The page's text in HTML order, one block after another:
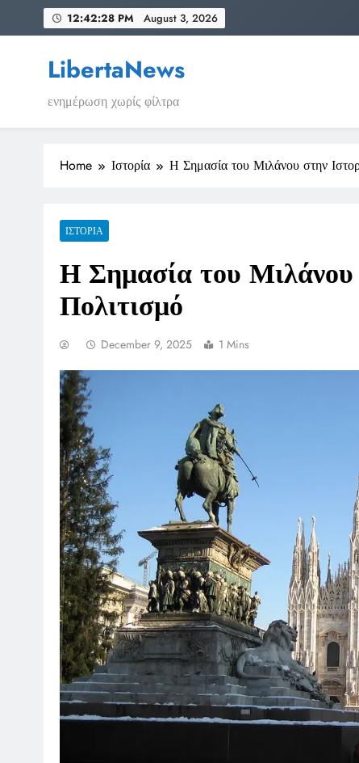
12:42:28 PM August 3, 2026
LibertaNews
ενημέρωση χωρίς φίλτρα
Home Ιστορία Η Σημασία του Μιλάνου στην
ΙΣΤΟΡΊΑ
Η Σημασία του Μιλάνου
Πολιτισμό
December 9, 2025 1 Mins